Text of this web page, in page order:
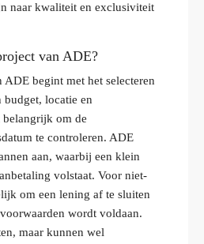
naar kwaliteit en exclusiviteit
van ADE?
begint met het selecteren
budget, locatie en
belangrijk om de
te controleren. ADE
aan, waarbij een klein
volstaat. Voor niet-
om een lening af te sluiten
wordt voldaan.
maar kunnen wel